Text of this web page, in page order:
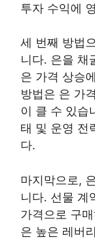
투자 수익에
세 번째 방법
니다. 은을 채
은 가격 상승
방법은 은 가
이 클 수 있습
태 및 운영 전
다.
마지막으로,
니다. 선물 계
가격으로 구
은 높은 레버